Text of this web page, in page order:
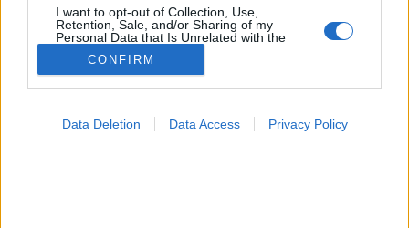
I want to opt-out of Collection, Use,
Retention, Sale, and/or Sharing of my
Personal Data that Is Unrelated with the
Purposes for which it was collected.
Opted Out
CONFIRM
Data Deletion Data Access Privacy Policy
Tünet
2026. március 07. 07:04